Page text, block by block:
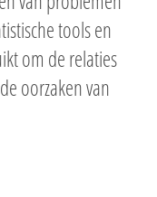
tools en
om de relaties
oorzakenvan